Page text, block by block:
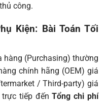
công.
Kiện: Bài Toán Tối
hàng (Purchasing) thường
chính hãng (OEM) giá
/ Third-party) giá
trực tiếp đếnTổng chi phí